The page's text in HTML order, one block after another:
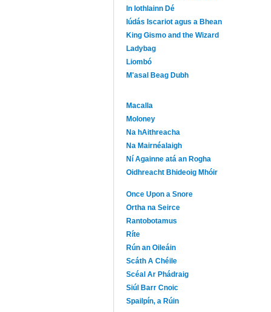
In Iothlainn Dé
Iúdás Iscariot agus a Bhean
King Gismo and the Wizard
Ladybag
Liombó
M'asal Beag Dubh
Macalla
Moloney
Na hAithreacha
Na Mairnéalaigh
Ní Againne atá an Rogha
Oidhreacht Bhideoig Mhóir
Once Upon a Snore
Ortha na Seirce
Rantobotamus
Ríte
Rún an Oileáin
Scáth A Chéile
Scéal Ar Phádraig
Siúl Barr Cnoic
Spailpín, a Rúin